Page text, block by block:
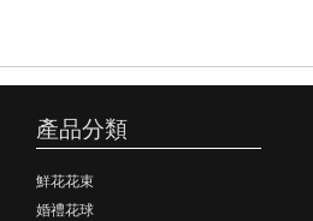
產品分類
鮮花花束
婚禮花球